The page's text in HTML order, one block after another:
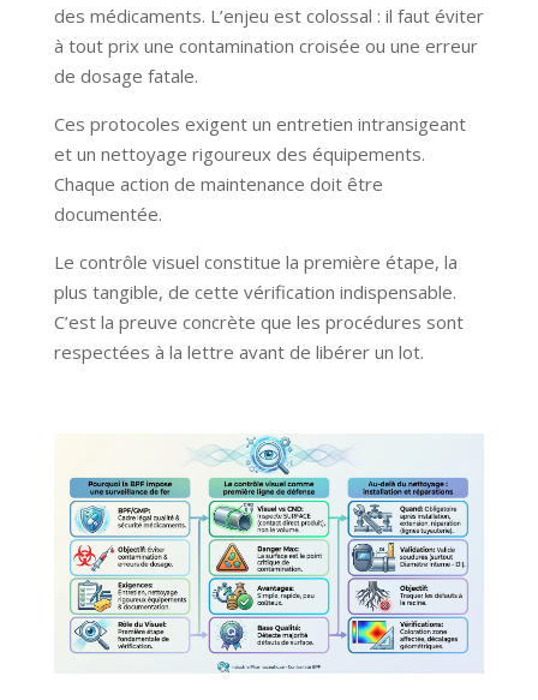
des médicaments. L’enjeu est colossal : il faut éviter
à tout prix une contamination croisée ou une erreur
de dosage fatale.
Ces protocoles exigent un entretien intransigeant
et un nettoyage rigoureux des équipements.
Chaque action de maintenance doit être
documentée.
Le contrôle visuel constitue la première étape, la
plus tangible, de cette vérification indispensable.
C’est la preuve concrète que les procédures sont
respectées à la lettre avant de libérer un lot.